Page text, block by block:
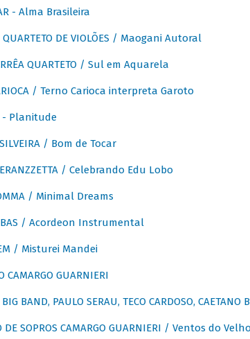
- Alma Brasileira
QUARTETO DE VIOLÕES / Maogani Autoral
QUARTETO / Sul em Aquarela
/ Terno Carioca interpreta Garoto
- Planitude
SILVEIRA / Bom de Tocar
/ Celebrando Edu Lobo
/ Minimal Dreams
/ Acordeon Instrumental
/ Misturei Mandei
CAMARGO GUARNIERI
BIG BAND, PAULO SERAU, TECO CARDOSO,
DE SOPROS CAMARGO GUARNIERI / Ventos do